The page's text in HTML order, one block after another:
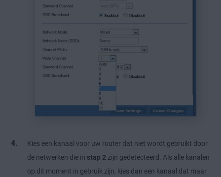
Kies een kanaal voor uw router dat niet wordt gebruikt door
de netwerken die in stap 2 zijn gedetecteerd. Als alle kanalen
op dit moment in gebruik zijn, kies dan een kanaal dat maar